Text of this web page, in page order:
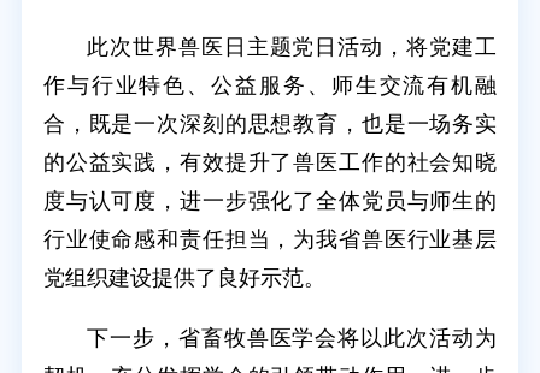
此次世界兽医日主题党日活动，将党建工
作与行业特色、公益服务、师生交流有机融
合，既是一次深刻的思想教育，也是一场务实
的公益实践，有效提升了兽医工作的社会知晓
度与认可度，进一步强化了全体党员与师生的
行业使命感和责任担当，为我省兽医行业基层
党组织建设提供了良好示范。
下一步，省畜牧兽医学会将以此次活动为